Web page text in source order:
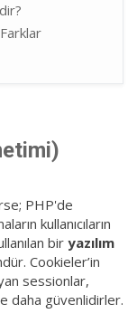
PHP'de
kullanıcıların
bir yazılım
Cookieler’in
sessionlar,
daha güvenlidirler.